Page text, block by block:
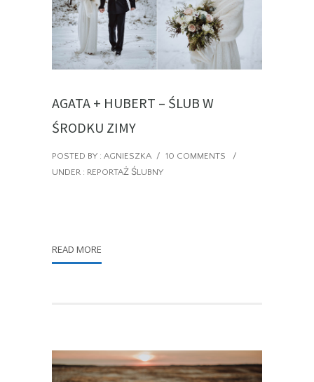
AGATA + HUBERT – ŚLUB W
ŚRODKU ZIMY
POSTED BY : AGNIESZKA / 10 COMMENTS
/
UNDER : REPORTAŻ ŚLUBNY
READ MORE